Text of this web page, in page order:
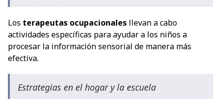
Los terapeutas ocupacionales llevan a cabo
actividades específicas para ayudar a los niños a
procesar la información sensorial de manera más
efectiva.
Estrategias en el hogar y la escuela